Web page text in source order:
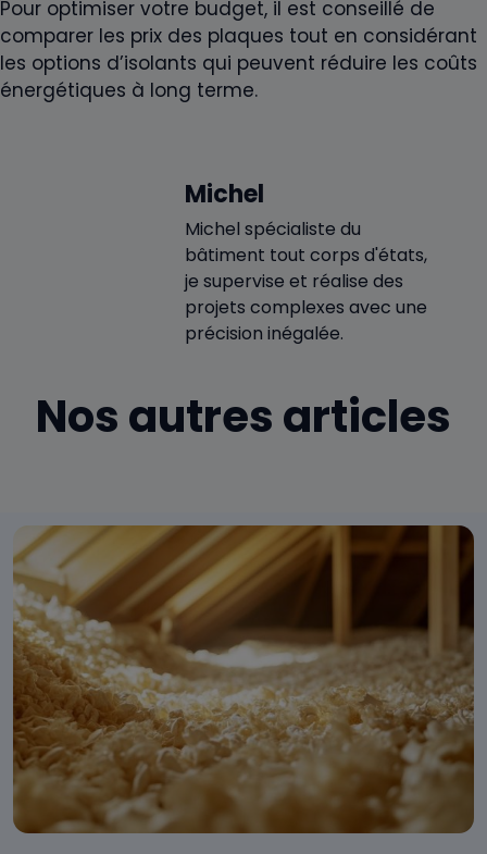
Pour optimiser votre budget, il est conseillé de
comparer les prix des plaques tout en considérant
les options d’isolants qui peuvent réduire les coûts
énergétiques à long terme.
Michel
Michel spécialiste du
bâtiment tout corps d'états,
je supervise et réalise des
projets complexes avec une
précision inégalée.
Nos autres articles